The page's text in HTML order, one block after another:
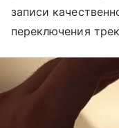
записи
переключения